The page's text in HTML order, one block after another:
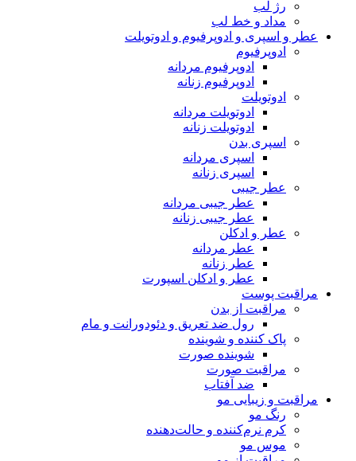
رژ لب
مداد و خط لب
عطر و اسپری و ادوپرفیوم و ادوتویلت
ادوپرفیوم
ادوپرفیوم مردانه
ادوپرفیوم زنانه
ادوتویلت
ادوتویلت مردانه
ادوتویلت زنانه
اسپری بدن
اسپری مردانه
اسپری زنانه
عطر جیبی
عطر جیبی مردانه
عطر جیبی زنانه
عطر و ادکلن
عطر مردانه
عطر زنانه
عطر و ادکلن اسپورت
مراقبت پوست
مراقبت از بدن
رول ضد تعریق و دئودورانت و مام
پاک کننده و شوینده
شوینده صورت
مراقبت صورت
ضد آفتاب
مراقبت و زیبایی مو
رنگ مو
کرم نرم‌کننده و حالت‌دهنده
موس مو